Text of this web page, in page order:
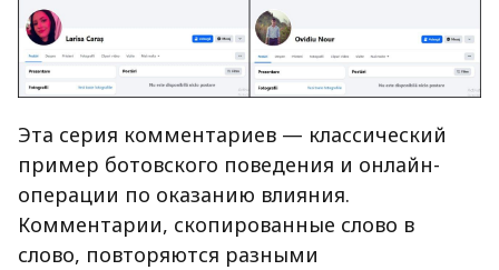
Эта серия комментариев — классический
пример ботовского поведения и онлайн-
операции по оказанию влияния.
Комментарии, скопированные слово в
слово, повторяются разными